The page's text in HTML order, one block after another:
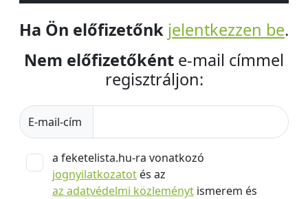
Ha Ön előfizetőnk jelentkezzen be.
Nem előfizetőként e-mail címmel
regisztráljon:
E-mail-cím
a feketelista.hu-ra vonatkozó
jognyilatkozatot és az
az adatvédelmi közleményt ismerem és